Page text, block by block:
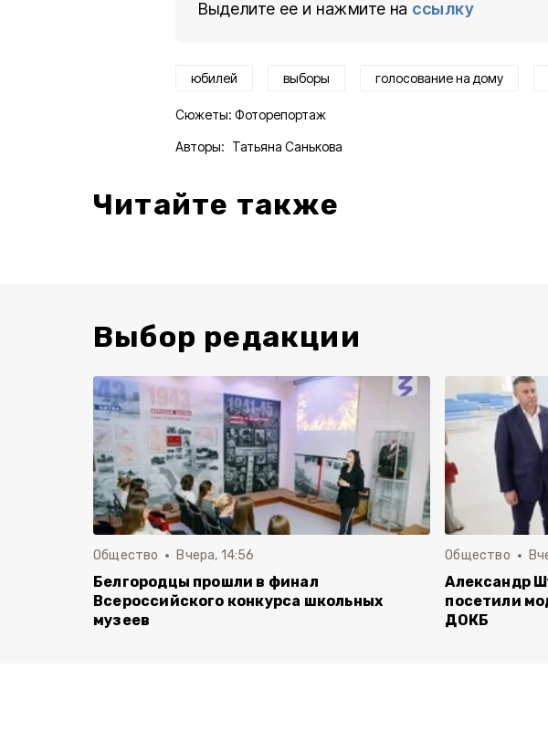
Выделите ее и нажмите на ссылку
юбилей выборы голосование на дому
Сюжеты: Фоторепортаж
Авторы: Татьяна Санькова
Читайте также
Выбор редакции
Общество Вчера, 14:56
Белгородцы прошли в финал
Всероссийского конкурса школьных
музеев
Общество
Александр
посетили
ДОКБ